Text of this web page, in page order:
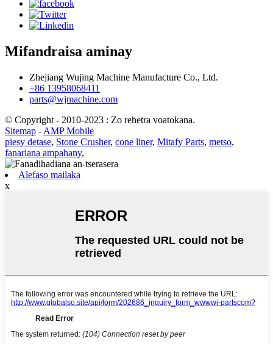
Mifandraisa aminay
Zhejiang Wujing Machine Manufacture Co., Ltd.
+86 13958068411
parts@wjmachine.com
© Copyright - 2010-2023 : Zo rehetra voatokana.
Sitemap - AMP Mobile
piesy detase, Stone Crusher, cone liner, Mitafy Parts, metso,
fanariana ampahany,
Alefaso mailaka
x